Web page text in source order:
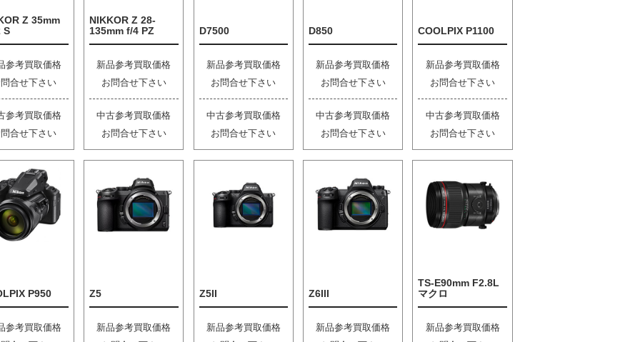
Z 35mm
S
参考買取価格
合せ下さい
参考買取価格
合せ下さい
NIKKOR Z 28-
135mm f/4 PZ
新品参考買取価格
お問合せ下さい
中古参考買取価格
お問合せ下さい
D7500
新品参考買取価格
お問合せ下さい
中古参考買取価格
お問合せ下さい
D850
新品参考買取価格
お問合せ下さい
中古参考買取価格
お問合せ下さい
COOLPIX P1100
新品参考買取価格
お問合せ下さい
中古参考買取価格
お問合せ下さい
P950
参考買取価格
Z5
新品参考買取価格
Z5II
新品参考買取価格
Z6III
新品参考買取価格
TS-E90mm F2.8L
マクロ
新品参考買取価格